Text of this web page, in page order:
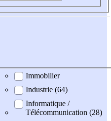
Immobilier
Industrie (64)
Informatique /
Télécommunication (28)